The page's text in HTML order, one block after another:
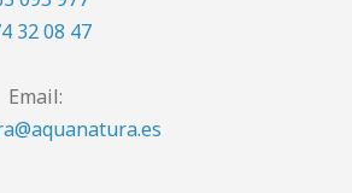
32 08 47
Email: